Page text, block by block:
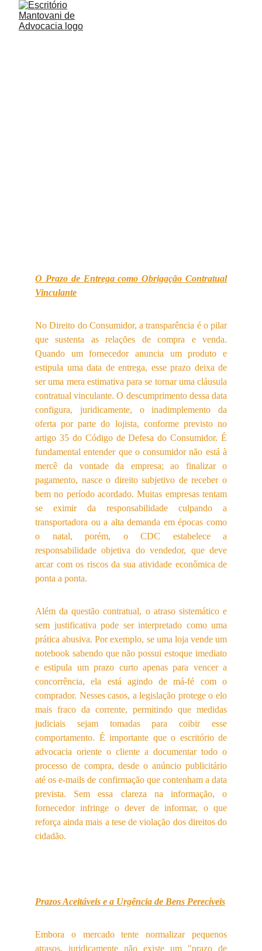
O Prazo de Entrega como Obrigação Contratual
Vinculante
No Direito do Consumidor, a transparência é o pilar
que sustenta as relações de compra e venda.
Quando um fornecedor anuncia um produto e
estipula uma data de entrega, esse prazo deixa de
ser uma mera estimativa para se tornar uma cláusula
contratual vinculante. O descumprimento dessa data
configura, juridicamente, o inadimplemento da
oferta por parte do lojista, conforme previsto no
artigo 35 do Código de Defesa do Consumidor. É
fundamental entender que o consumidor não está à
mercê da vontade da empresa; ao finalizar o
pagamento, nasce o direito subjetivo de receber o
bem no período acordado. Muitas empresas tentam
se eximir da responsabilidade culpando a
transportadora ou a alta demanda em épocas como
o natal, porém, o CDC estabelece a
responsabilidade objetiva do vendedor, que deve
arcar com os riscos da sua atividade econômica de
ponta a ponta.
Além da questão contratual, o atraso sistemático e
sem justificativa pode ser interpretado como uma
prática abusiva. Por exemplo, se uma loja vende um
notebook sabendo que não possui estoque imediato
e estipula um prazo curto apenas para vencer a
concorrência, ela está agindo de má-fé com o
comprador. Nesses casos, a legislação protege o elo
mais fraco da corrente, permitindo que medidas
judiciais sejam tomadas para coibir esse
comportamento. É importante que o escritório de
advocacia oriente o cliente a documentar todo o
processo de compra, desde o anúncio publicitário
até os e-mails de confirmação que contenham a data
prevista. Sem essa clareza na informação, o
fornecedor infringe o dever de informar, o que
reforça ainda mais a tese de violação dos direitos do
cidadão.
Prazos Aceitáveis e a Urgência de Bens Perecíveis
Embora o mercado tente normalizar pequenos
atrasos, juridicamente não existe um "prazo de